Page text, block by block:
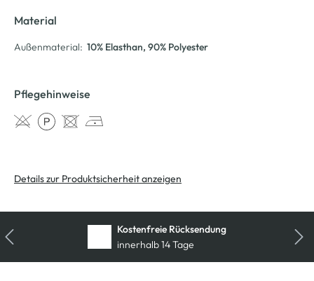
Material
Außenmaterial: 10% Elasthan, 90% Polyester
Pflegehinweise
Details zur Produktsicherheit anzeigen
Kostenfreie Rücksendung
innerhalb 14 Tage